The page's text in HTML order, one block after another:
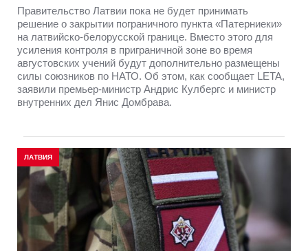
Правительство Латвии пока не будет принимать
решение о закрытии пограничного пункта «Патерниеки»
на латвийско-белорусской границе. Вместо этого для
усиления контроля в приграничной зоне во время
августовских учений будут дополнительно размещены
силы союзников по НАТО. Об этом, как сообщает LETA,
заявили премьер-министр Андрис Кулбергс и министр
внутренних дел Янис Домбрава.
ЛАТВИЯ